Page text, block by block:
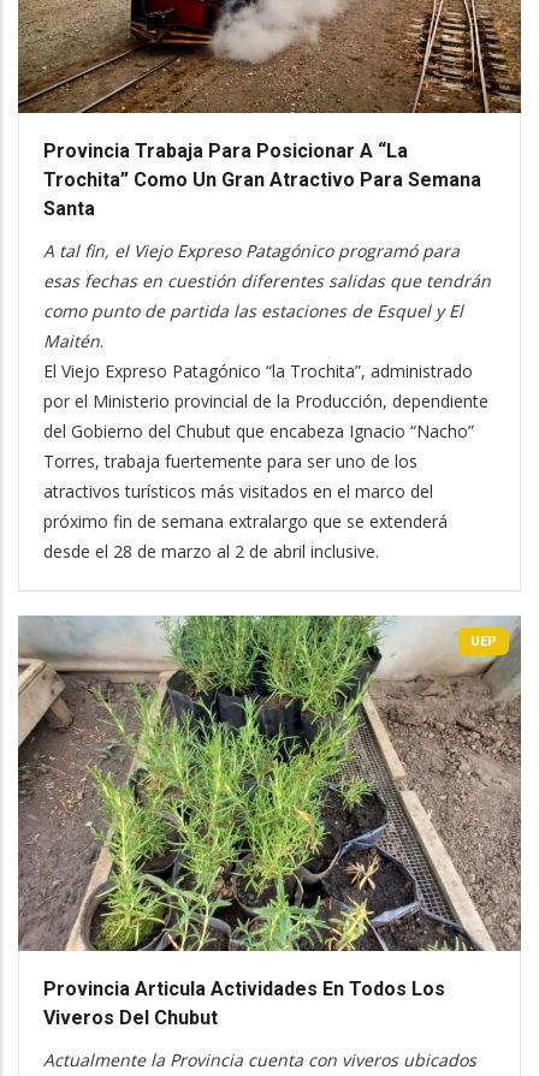
Provincia Trabaja Para Posicionar A “La
Trochita” Como Un Gran Atractivo Para Semana
Santa
A tal fin, el Viejo Expreso Patagónico programó para
esas fechas en cuestión diferentes salidas que tendrán
como punto de partida las estaciones de Esquel y El
Maitén.
El Viejo Expreso Patagónico “la Trochita”, administrado
por el Ministerio provincial de la Producción, dependiente
del Gobierno del Chubut que encabeza Ignacio “Nacho”
Torres, trabaja fuertemente para ser uno de los
atractivos turísticos más visitados en el marco del
próximo fin de semana extralargo que se extenderá
desde el 28 de marzo al 2 de abril inclusive.
UEP
Provincia Articula Actividades En Todos Los
Viveros Del Chubut
Actualmente la Provincia cuenta con viveros ubicados